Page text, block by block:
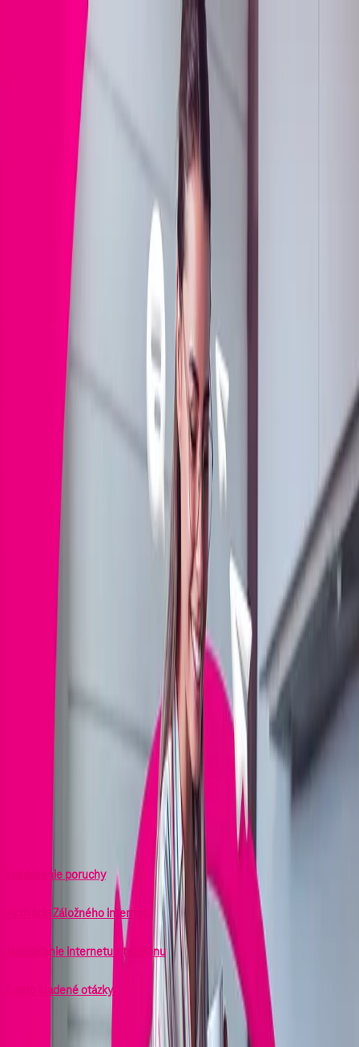
Živnostníci a malé firmyFirmy a verejná správa
Telefóny a zariadenia
Záložný internet v mobile
Záložný internet v mobile
Poškodila búrka či víchrica kábel alebo router a vy ste ostali bez
pripojenia? My v Telekome chceme, aby ste si naše služby mohli
užívať bez prerušení, preto vám prinášame náhradné riešenie, aby ste
mohli byť naďalej v spojení s blízkymi či priateľmi alebo pokračovať v
pozeraní vášho obľúbeného seriálu.
Nahlásenie poruchy
Aktivácia Záložného internetu
Nazdieľanie internetu z telefónu
Často kladené otázky
Nahlásenie poruchy